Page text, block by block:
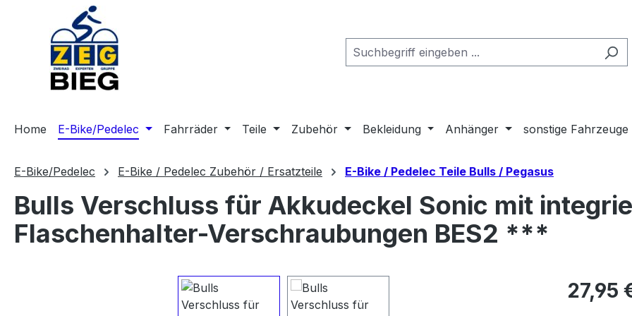
Hauptinhalt springen
Zur Suche springen
Zur Hauptnavigation springen
Home E-Bike/Pedelec Fahrräder Teile Zubehör Bekleidung Anhänger sonstige Fahrzeuge
E-Bike/Pedelec E-Bike / Pedelec Zubehör / Ersatzteile E-Bike / Pedelec Teile Bulls / Pegasus
Bulls Verschluss für Akkudeckel Sonic mit
Flaschenhalter-Verschraubungen BES2 ***
Regulärer
27,95